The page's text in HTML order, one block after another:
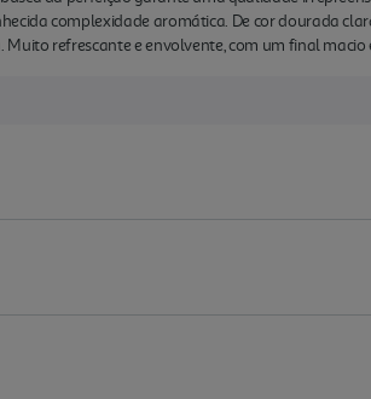
complexidade aromática. De cor dourada
Muito refrescante e envolvente, com um final